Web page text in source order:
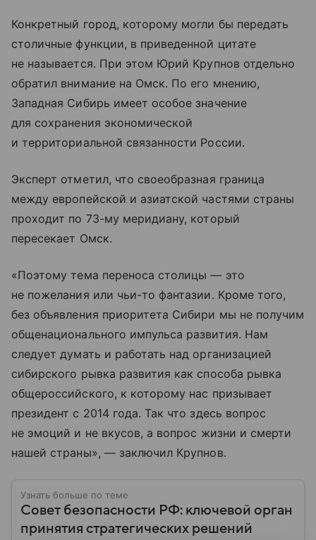
Конкретный город, которому могли бы передать
столичные функции, в приведенной цитате
не называется. При этом Юрий Крупнов отдельно
обратил внимание на Омск. По его мнению,
Западная Сибирь имеет особое значение
для сохранения экономической
и территориальной связанности России.
Эксперт отметил, что своеобразная граница
между европейской и азиатской частями страны
проходит по 73-му меридиану, который
пересекает Омск.
«Поэтому тема переноса столицы — это
не пожелания или чьи-то фантазии. Кроме того,
без объявления приоритета Сибири мы не получим
общенационального импульса развития. Нам
следует думать и работать над организацией
сибирского рывка развития как способа рывка
общероссийского, к которому нас призывает
президент с 2014 года. Так что здесь вопрос
не эмоций и не вкусов, а вопрос жизни и смерти
нашей страны», — заключил Крупнов.
Узнать больше по теме
Совет безопасности РФ: ключевой орган
принятия стратегических решений